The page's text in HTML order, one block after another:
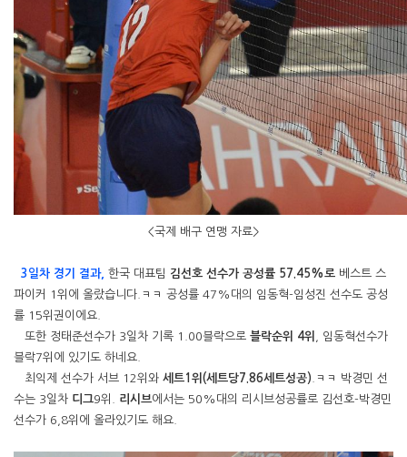
<국제 배구 연맹 자료>
3일차 경기 결과, 한국 대표팀 김선호 선수가 공성률 57.45%로 베스트 스
파이커 1위에 올랐습니다.ㅋㅋ 공성률 47%대의 임동혁-임성진 선수도 공성
률 15위권이에요.
또한 정태준선수가 3일차 기록 1.00블락으로 블락순위 4위
, 임동혁선수가
블락7위에 있기도 하네요.
최익제 선수가 서브 12위와 세트1위(세트당7.86세트성공) .ㅋㅋ 박경민 선
수는 3일차 디그9위. 리시브에서는 50%대의 리시브성공률로 김선호-박경민
선수가 6,8위에 올라있기도 해요.